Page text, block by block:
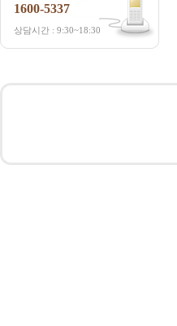
1600-5337
상담시간 : 9:30~18:30